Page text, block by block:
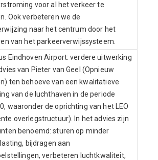
voor al het verkeer te
Ook verbeteren we de
naar het centrum door het
van het parkeerverwijssysteem.
Eindhoven Airport: verdere uitwerking
van Pieter van Geel (Opnieuw
ten behoeve van een kwalitatieve
van de luchthaven in de periode
waaronder de oprichting van het LEO
overlegstructuur). In het advies zijn
benoemd: sturen op minder
bijdragen aan
verbeteren luchtkwaliteit,